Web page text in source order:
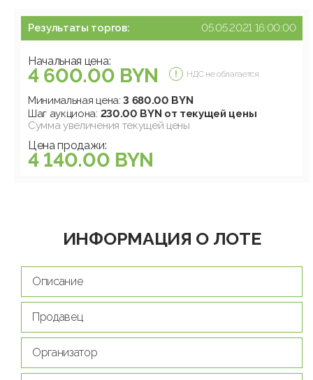
Результаты торгов: 05.05.2021 16:00:00
Начальная цена:
4 600.00 BYN НДС не облагается
Минимальная цена:3 680.00 BYN
Шаг аукциона: 230.00 BYN от текущей цены
Сумма увеличения текущей цены
Цена продажи:
4 140.00 BYN
ИНФОРМАЦИЯ О ЛОТЕ
Описание
Продавец
Организатор